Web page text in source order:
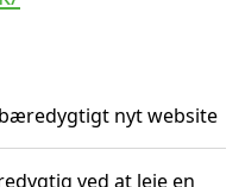
nyt website
ved at leje en